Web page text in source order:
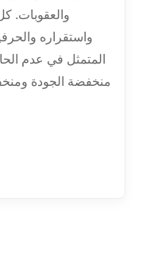
والعقوبات.
واستقراره
المتمثل في عدم
منخفضة الجودة